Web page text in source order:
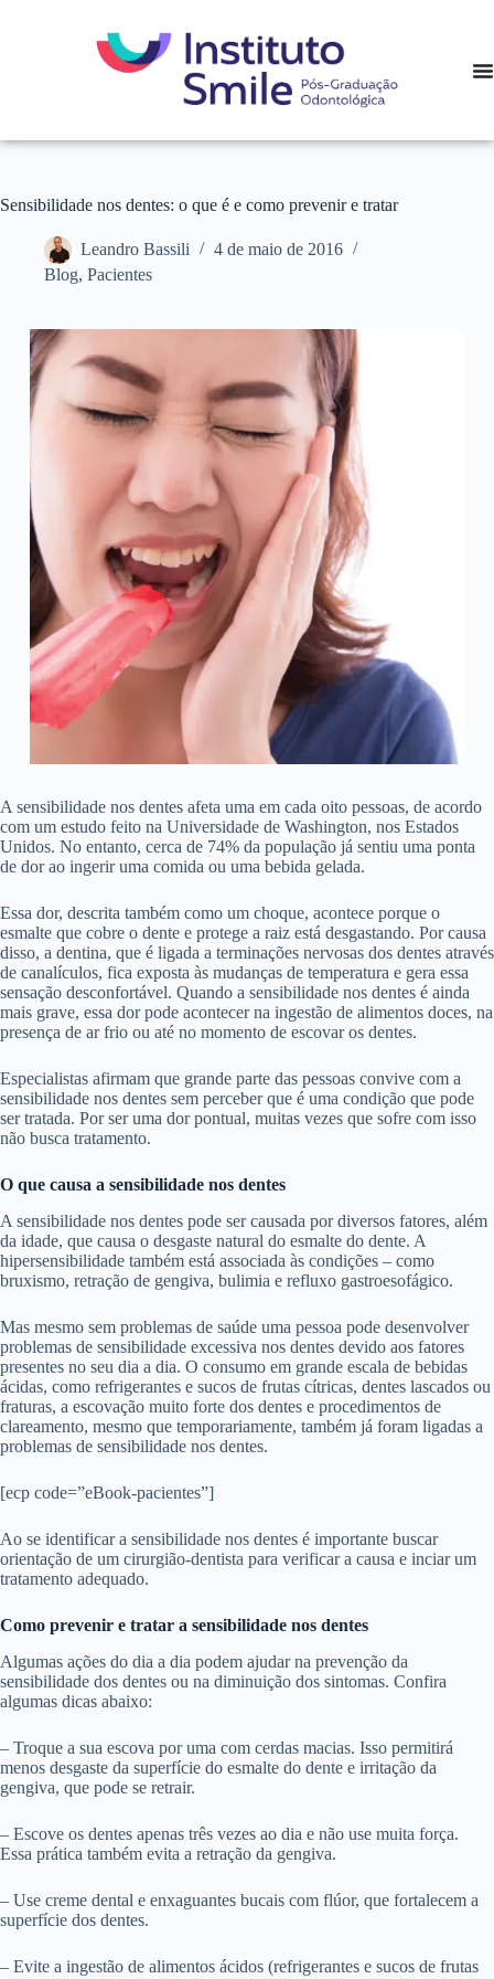
Sensibilidade nos dentes: o que é e como prevenir e tratar
Leandro Bassili
4 de maio de 2016
Blog, Pacientes
A sensibilidade nos dentes afeta uma em cada oito pessoas, de acordo
com um estudo feito na Universidade de Washington, nos Estados
Unidos. No entanto, cerca de 74% da população já sentiu uma ponta
de dor ao ingerir uma comida ou uma bebida gelada.
Essa dor, descrita também como um choque, acontece porque o
esmalte que cobre o dente e protege a raiz está desgastando. Por causa
disso, a dentina, que é ligada a terminações nervosas dos dentes através
de canalículos, fica exposta às mudanças de temperatura e gera essa
sensação desconfortável. Quando a sensibilidade nos dentes é ainda
mais grave, essa dor pode acontecer na ingestão de alimentos doces, na
presença de ar frio ou até no momento de escovar os dentes.
Especialistas afirmam que grande parte das pessoas convive com a
sensibilidade nos dentes sem perceber que é uma condição que pode
ser tratada. Por ser uma dor pontual, muitas vezes que sofre com isso
não busca tratamento.
O que causa a sensibilidade nos dentes
A sensibilidade nos dentes pode ser causada por diversos fatores, além
da idade, que causa o desgaste natural do esmalte do dente. A
hipersensibilidade também está associada às condições – como
bruxismo, retração de gengiva, bulimia e refluxo gastroesofágico.
Mas mesmo sem problemas de saúde uma pessoa pode desenvolver
problemas de sensibilidade excessiva nos dentes devido aos fatores
presentes no seu dia a dia. O consumo em grande escala de bebidas
ácidas, como refrigerantes e sucos de frutas cítricas, dentes lascados ou
fraturas, a escovação muito forte dos dentes e procedimentos de
clareamento, mesmo que temporariamente, também já foram ligadas a
problemas de sensibilidade nos dentes.
[ecp code=”eBook-pacientes”]
Ao se identificar a sensibilidade nos dentes é importante buscar
orientação de um cirurgião-dentista para verificar a causa e inciar um
tratamento adequado.
Como prevenir e tratar a sensibilidade nos dentes
Algumas ações do dia a dia podem ajudar na prevenção da
sensibilidade dos dentes ou na diminuição dos sintomas. Confira
algumas dicas abaixo:
– Troque a sua escova por uma com cerdas macias. Isso permitirá
menos desgaste da superfície do esmalte do dente e irritação da
gengiva, que pode se retrair.
– Escove os dentes apenas três vezes ao dia e não use muita força.
Essa prática também evita a retração da gengiva.
– Use creme dental e enxaguantes bucais com flúor, que fortalecem a
superfície dos dentes.
– Evite a ingestão de alimentos ácidos (refrigerantes e sucos de frutas